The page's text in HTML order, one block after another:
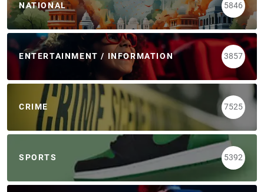
NATIONAL 5846
ENTERTAINMENT / INFORMATION 3857
CRIME 7525
SPORTS 5392